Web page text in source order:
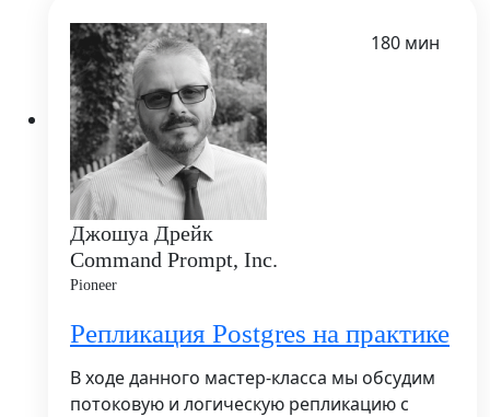
Джошуа Дрейк
Command Prompt, Inc.
Pioneer
180 мин
Репликация Postgres на практике
В ходе данного мастер-класса мы обсудим
потоковую и логическую репликацию с